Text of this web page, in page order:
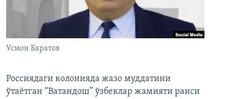
Усмон Баратов
Россиядаги колонияда жазо муддатини
ўтаётган “Ватандош” ўзбеклар жамияти раиси